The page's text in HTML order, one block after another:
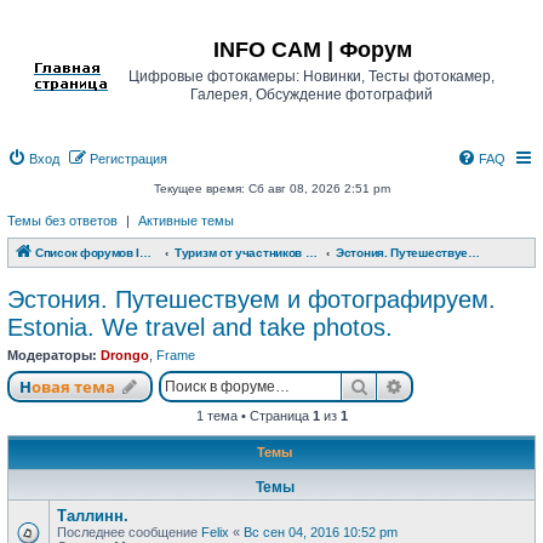
INFO CAM | Форум
Цифровые фотокамеры: Новинки, Тесты фотокамер,
Галерея, Обсуждение фотографий
Вход Регистрация FAQ
Текущее время: Сб авг 08, 2026 2:51 pm
Темы без ответов | Активные темы
Список форумов INFO CAM | Форум
Эстония. Путешествуем и фотографируем.
Estonia. We travel and take photos.
Модераторы: Drongo Frame
Новая тема
Новая тема ПоискРасширенный
1 тема • Страница 1 из 1
Темы
Темы
Таллинн.
Последнее сообщение Felix « Вс сен 04, 2016 10:52 pm